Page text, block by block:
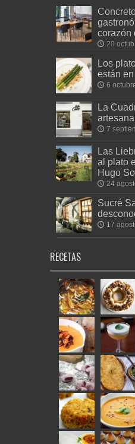
corazón
20
Los
están
6
La
7
Las
al plato
Hugo
24
Sucré
17
RECETAS